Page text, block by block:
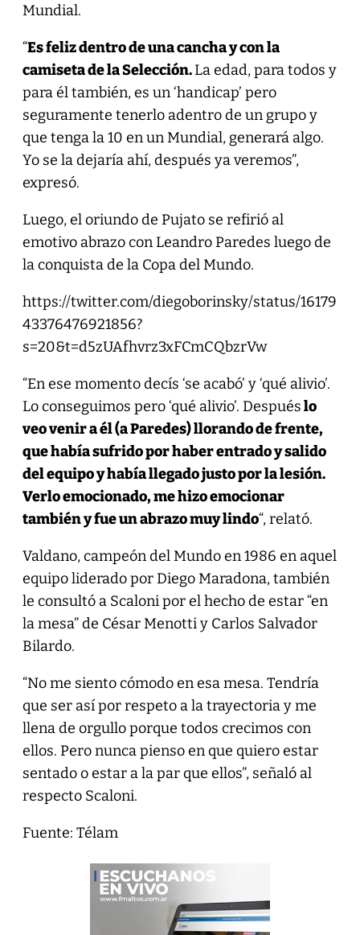
Mundial.
“Es feliz dentro de una cancha y con la
camiseta de la Selección.La edad, para todos y
para él también, es un ‘handicap’ pero
seguramente tenerlo adentro de un grupo y
que tenga la 10 en un Mundial, generará algo.
Yo se la dejaría ahí, después ya veremos”,
expresó.
Luego, el oriundo de Pujato se refirió al
emotivo abrazo con Leandro Paredes luego de
la conquista de la Copa del Mundo.
https://twitter.com/diegoborinsky/status/16179
43376476921856?
s=20&t=d5zUAfhvrz3xFCmCQbzrVw
“En ese momento decís ‘se acabó’ y ‘qué alivio’.
Lo conseguimos pero ‘qué alivio’. Despuéslo
veo venir a él (a Paredes) llorando de frente,
que había sufrido por haber entrado y salido
del equipo y había llegado justo por la lesión.
Verlo emocionado, me hizo emocionar
también y fue un abrazo muy lindo“, relató.
Valdano, campeón del Mundo en 1986 en aquel
equipo liderado por Diego Maradona, también
le consultó a Scaloni por el hecho de estar “en
la mesa” de César Menotti y Carlos Salvador
Bilardo.
“No me siento cómodo en esa mesa. Tendría
que ser así por respeto a la trayectoria y me
llena de orgullo porque todos crecimos con
ellos. Pero nunca pienso en que quiero estar
sentado o estar a la par que ellos”, señaló al
respecto Scaloni.
Fuente: Télam